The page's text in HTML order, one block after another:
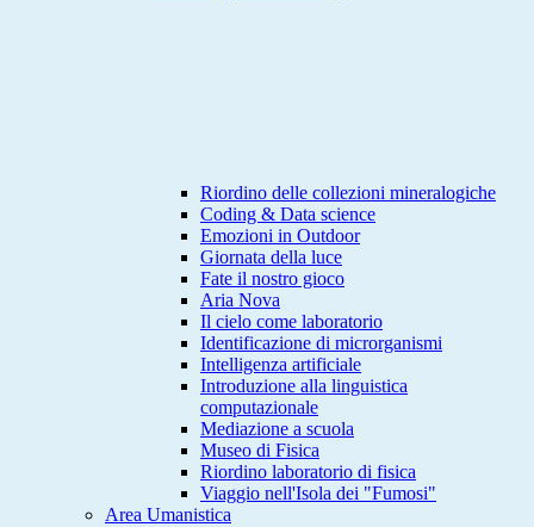
Riordino delle collezioni mineralogiche
Coding & Data science
Emozioni in Outdoor
Giornata della luce
Fate il nostro gioco
Aria Nova
Il cielo come laboratorio
Identificazione di microrganismi
Intelligenza artificiale
Introduzione alla linguistica
computazionale
Mediazione a scuola
Museo di Fisica
Riordino laboratorio di fisica
Viaggio nell'Isola dei "Fumosi"
Area Umanistica